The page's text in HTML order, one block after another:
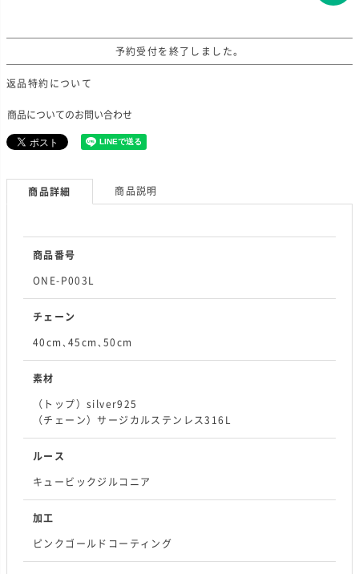
予約受付を終了しました。
返品特約について
商品についてのお問い合わせ
商品詳細 商品説明
商品番号
ONE-P003L
チェーン
40cm､45cm､50cm
素材
（トップ）silver925
（チェーン）サージカルステンレス316L
ルース
キュービックジルコニア
加工
ピンクゴールドコーティング